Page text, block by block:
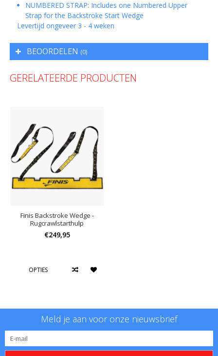
NUMBERED STRAP: Includes one Numbered Upper
Strap for the Backstroke Start Wedge
Levertijd ongeveer 3 - 4 weken
BEOORDELEN (0)
GERELATEERDE PRODUCTEN
Finis Backstroke Wedge -
Rugcrawlstarthulp
€249,95
OPTIES
Meld je aan voor onze nieuwsbrief